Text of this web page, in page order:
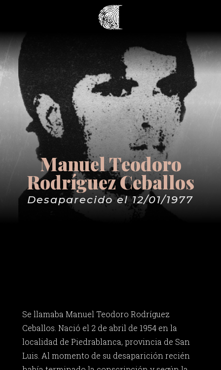
Manuel Teodoro
Rodríguez Ceballos
Desaparecido el 12/01/1977
Se llamaba Manuel Teodoro Rodríguez
Ceballos. Nació el 2 de abril de 1954 en la
localidad de Piedrablanca, provincia de San
Luis. Al momento de su desaparición recién